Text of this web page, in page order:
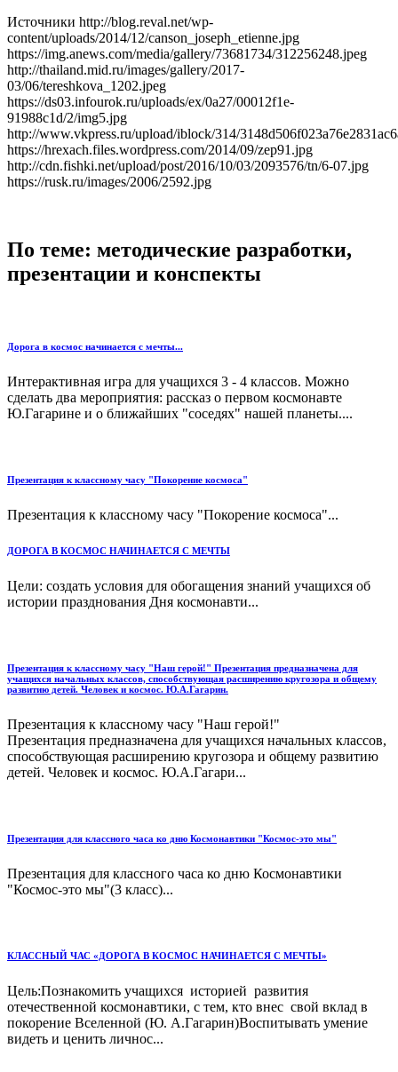
Источники http://blog.reval.net/wp-
content/uploads/2014/12/canson_joseph_etienne.jpg
https://img.anews.com/media/gallery/73681734/312256248.jpeg
http://thailand.mid.ru/images/gallery/2017-
03/06/tereshkova_1202.jpeg
https://ds03.infourok.ru/uploads/ex/0a27/00012f1e-
91988c1d/2/img5.jpg
http://www.vkpress.ru/upload/iblock/314/
https://hrexach.files.wordpress.com/2014/09/zep91.jpg
http://cdn.fishki.net/upload/post/2016/10/03/2093576/tn/6-07.jpg
https://rusk.ru/images/2006/2592.jpg
По теме: методические разработки,
презентации и конспекты
Дорога в космос начинается с мечты...
Интерактивная игра для учащихся 3 - 4 классов. Можно
сделать два мероприятия: рассказ о первом космонавте
Ю.Гагарине и о ближайших "соседях" нашей планеты....
Презентация к классному часу "Покорение космоса"
Презентация к классному часу "Покорение космоса"...
ДОРОГА В КОСМОС НАЧИНАЕТСЯ С МЕЧТЫ
Цели: создать условия для обогащения знаний учащихся об
истории празднования Дня космонавти...
Презентация к классному часу "Наш герой!" Презентация предназначена для
учащихся начальных классов, способствующая расширению кругозора и общему
развитию детей. Человек и космос. Ю.А.Гагарин.
Презентация к классному часу "Наш герой!"
Презентация предназначена для учащихся начальных классов,
способствующая расширению кругозора и общему развитию
детей. Человек и космос. Ю.А.Гагари...
Презентация для классного часа ко дню Космонавтики "Космос-это мы"
Презентация для классного часа ко дню Космонавтики
"Космос-это мы"(3 класс)...
КЛАССНЫЙ ЧАС «ДОРОГА В КОСМОС НАЧИНАЕТСЯ С МЕЧТЫ»
Цель:Познакомить учащихся историей развития
отечественной космонавтики, с тем, кто внес свой вклад в
покорение Вселенной (Ю. А.Гагарин)Воспитывать умение
видеть и ценить личнос...